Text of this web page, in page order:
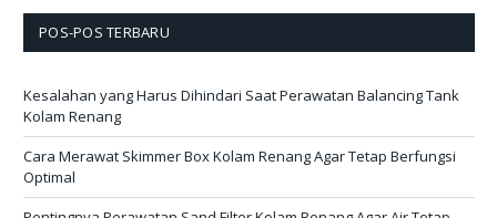
POS-POS TERBARU
Kesalahan yang Harus Dihindari Saat Perawatan Balancing Tank
Kolam Renang
Cara Merawat Skimmer Box Kolam Renang Agar Tetap Berfungsi
Optimal